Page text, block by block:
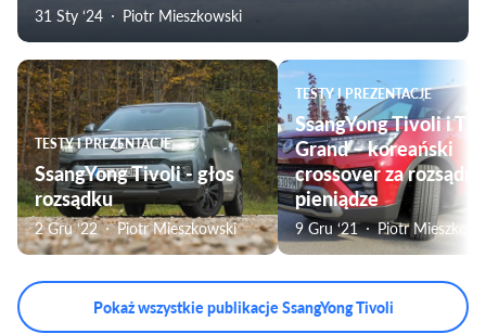
31 Sty ‘24
Piotr Mieszkowski
TESTY I PREZENTACJE
SsangYong Tivoli - głos
rozsądku
2 Gru ‘22 Piotr Mieszkowski
TESTY I PREZENTACJE
SsangYong Tivoli i
Grand – koreański
crossover za rozsądne
pieniądze
9 Gru ‘21 Piotr
Pokaż wszystkie publikacje SsangYong Tivoli